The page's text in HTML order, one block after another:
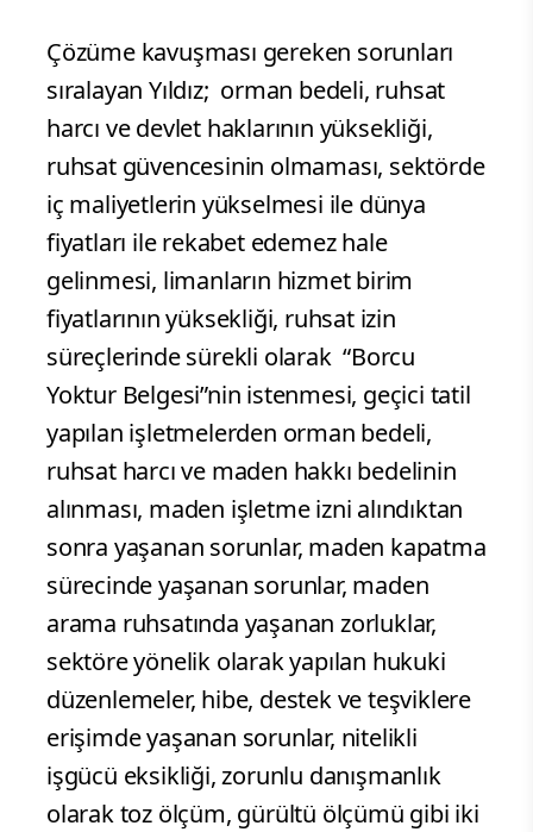
Çözüme kavuşması gereken sorunları
sıralayan Yıldız; orman bedeli, ruhsat
harcı ve devlet haklarının yüksekliği,
ruhsat güvencesinin olmaması, sektörde
iç maliyetlerin yükselmesi ile dünya
fiyatları ile rekabet edemez hale
gelinmesi, limanların hizmet birim
fiyatlarının yüksekliği, ruhsat izin
süreçlerinde sürekli olarak “Borcu
Yoktur Belgesi”nin istenmesi, geçici tatil
yapılan işletmelerden orman bedeli,
ruhsat harcı ve maden hakkı bedelinin
alınması, maden işletme izni alındıktan
sonra yaşanan sorunlar, maden kapatma
sürecinde yaşanan sorunlar, maden
arama ruhsatında yaşanan zorluklar,
sektöre yönelik olarak yapılan hukuki
düzenlemeler, hibe, destek ve teşviklere
erişimde yaşanan sorunlar, nitelikli
işgücü eksikliği, zorunlu danışmanlık
olarak toz ölçüm, gürültü ölçümü gibi iki